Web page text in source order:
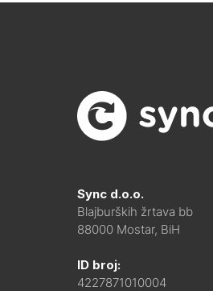
Sync d.o.o.
Blajburških žrtava bb
88000 Mostar, BiH
ID broj:
4227871010004